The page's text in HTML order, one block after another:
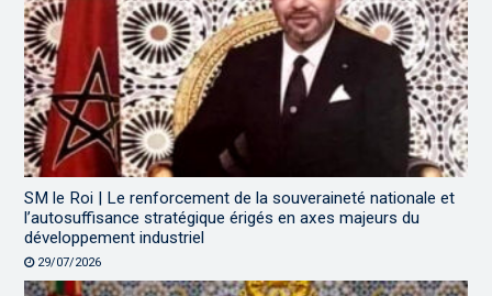
SM le Roi | Le renforcement de la souveraineté nationale et
l’autosuffisance stratégique érigés en axes majeurs du
développement industriel
29/07/2026